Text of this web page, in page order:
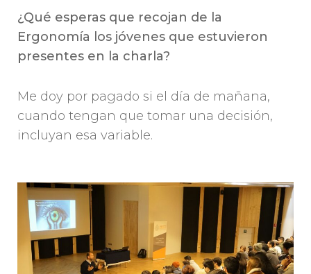
¿Qué esperas que recojan de la
Ergonomía los jóvenes que estuvieron
presentes en la charla?
Me doy por pagado si el día de mañana,
cuando tengan que tomar una decisión,
incluyan esa variable.